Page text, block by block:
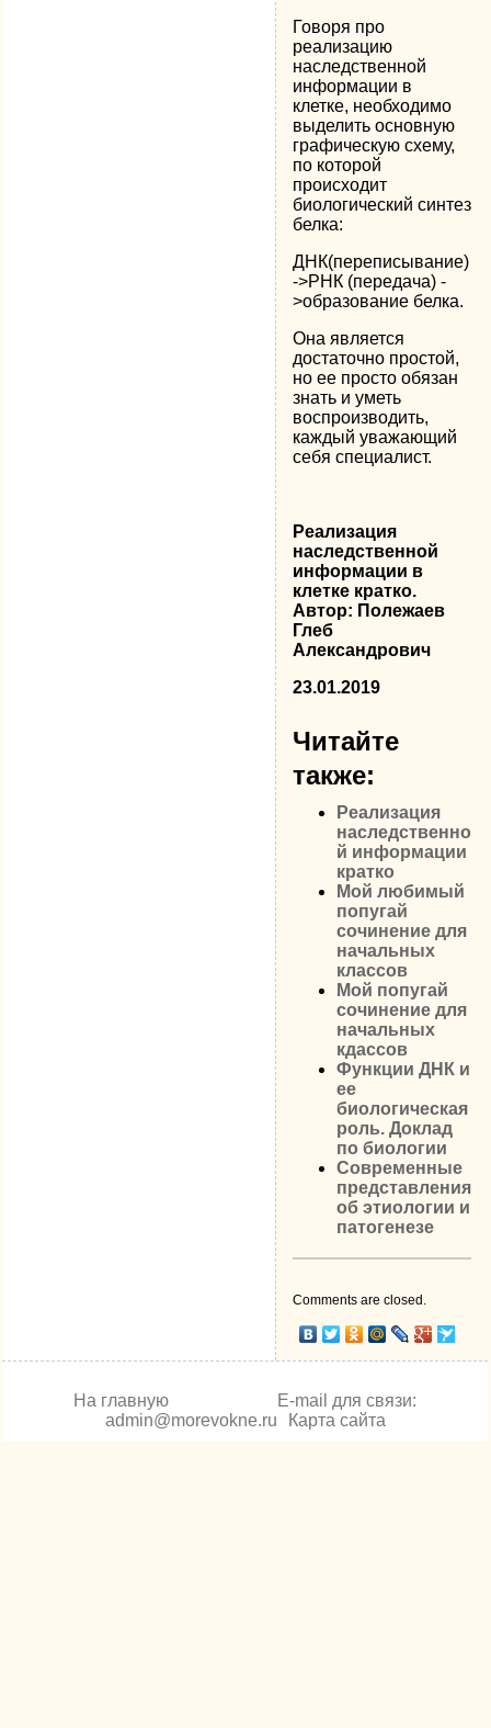
Говоря про
реализацию
наследственной
информации в
клетке, необходимо
выделить основную
графическую схему,
по которой
происходит
биологический синтез
белка:
ДНК(переписывание)
->РНК (передача) -
>образование белка.
Она является
достаточно простой,
но ее просто обязан
знать и уметь
воспроизводить,
каждый уважающий
себя специалист.
Реализация
наследственной
информации в
клетке кратко.
Автор: Полежаев
Глеб
Александрович
23.01.2019
Читайте
также:
Реализация
наследственно
й информации
кратко
Мой любимый
попугай
сочинение для
начальных
классов
Мой попугай
сочинение для
начальных
кдассов
Функции ДНК и
ее
биологическая
роль. Доклад
по биологии
Современные
представления
об этиологии и
патогенезе
Comments are closed.
На главную
E-mail для связи:
admin@morevokne.ru
Карта сайта